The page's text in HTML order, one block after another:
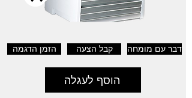
הזמן הדגמה קבל הצעה דבר עם מומחה
הוסף לעגלה